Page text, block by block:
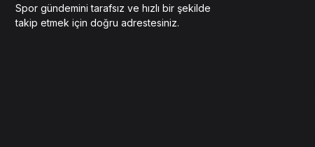
Spor gündemini tarafsız ve hızlı bir şekilde
takip etmek için doğru adrestesiniz.